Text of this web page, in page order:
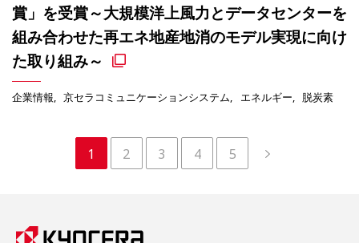
賞」を受賞～大規模洋上風力とデータセンターを
組み合わせた再エネ地産地消のモデル実現に向け
た取り組み～
企業情報 京セラコミュニケーションシステム エネルギー 脱炭素
1 2 3 4 5